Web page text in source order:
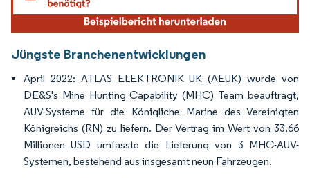
Jüngste Branchenentwicklungen
April 2022: ATLAS ELEKTRONIK UK (AEUK) wurde von
DE&S's Mine Hunting Capability (MHC) Team beauftragt,
AUV-Systeme für die Königliche Marine des Vereinigten
Königreichs (RN) zu liefern. Der Vertrag im Wert von 33,66
Millionen USD umfasste die Lieferung von 3 MHC-AUV-
Systemen, bestehend aus insgesamt neun Fahrzeugen.